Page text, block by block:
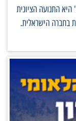
היא התנועה הציונית
בחברה הישראלית.